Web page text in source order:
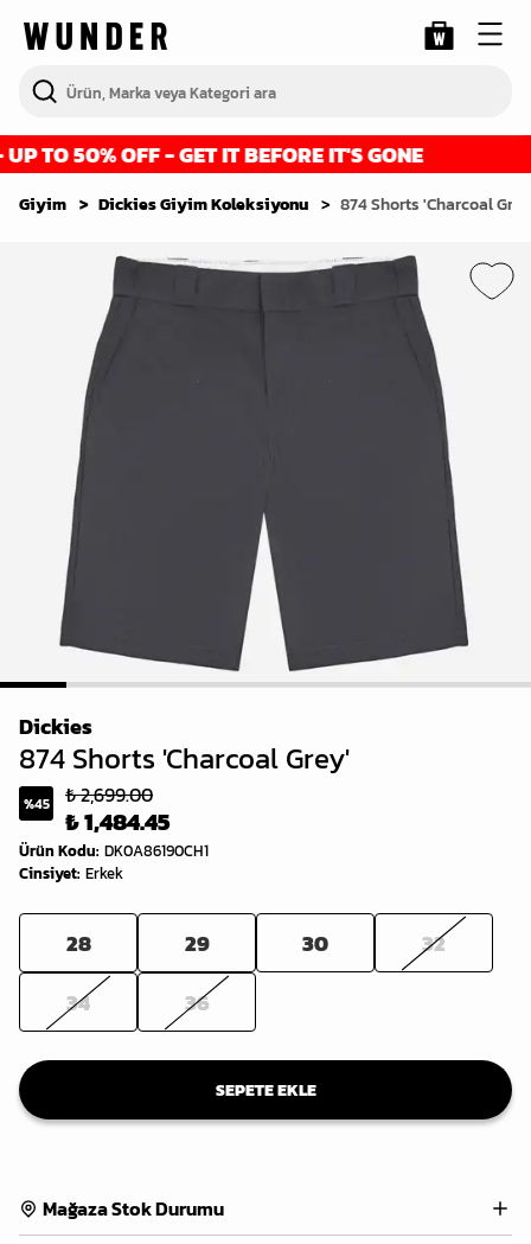
TO 50% OFF - GET IT BEFORE IT'S GONE
Giyim Dickies Giyim Koleksiyonu 874 Shorts 'Charcoal
1 2 3 4 5 6 7 8
Dickies
874 Shorts 'Charcoal Grey'
%45 ₺ 2,699.00
₺ 1,484.45
Ürün Kodu: DK0A86190CH1
Cinsiyet: Erkek
28 29 30
32
34
36
SEPETE EKLE
Mağaza Stok Durumu